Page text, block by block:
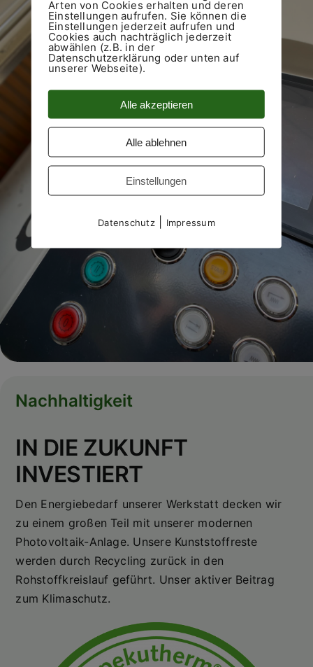
Nachhaltigkeit
IN DIE ZUKUNFT
INVESTIERT
Den Energiebedarf unserer Werkstatt decken wir
zu einem großen Teil mit unserer modernen
Photovoltaik-Anlage. Unsere Kunststoffreste
werden durch Recycling zurück in den
Rohstoffkreislauf geführt. Unser aktiver Beitrag
zum Klimaschutz.
Arten von Cookies erhalten und deren
Einstellungen aufrufen. Sie können die
Einstellungen jederzeit aufrufen und
Cookies auch nachträglich jederzeit
abwählen (z.B. in der
Datenschutzerklärung oder unten auf
unserer Webseite).
Alle akzeptieren
Alle ablehnen
Einstellungen
Datenschutz| Impressum